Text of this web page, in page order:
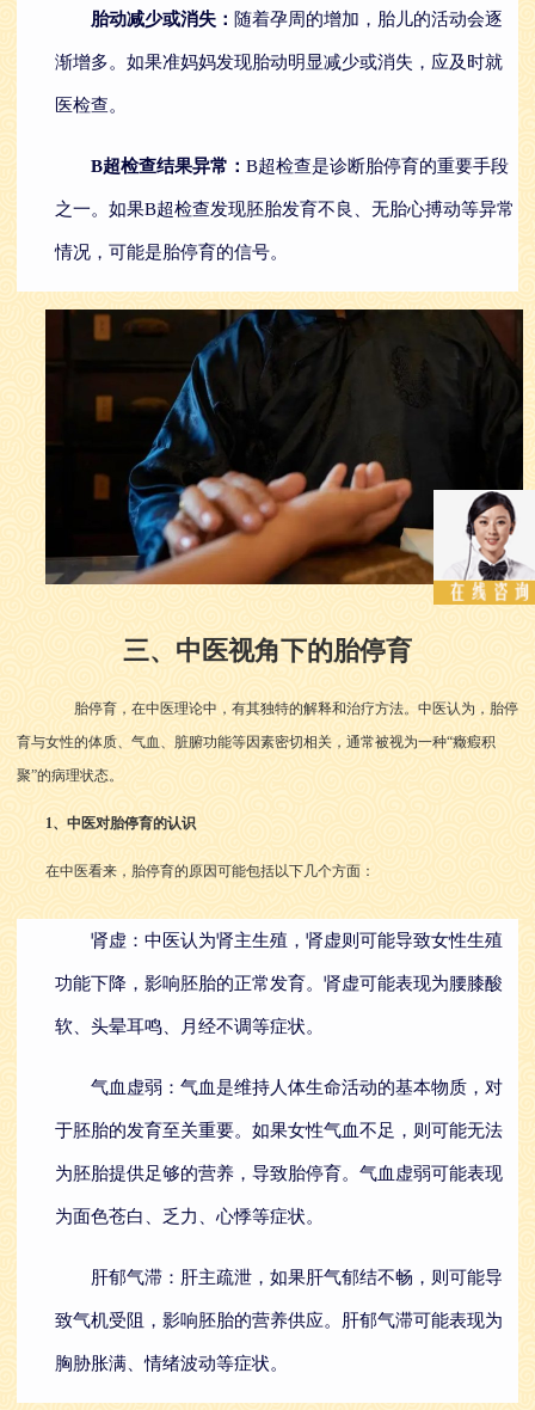
胎动减少或消失： 随着孕周的增加，胎儿的活动会逐
渐增多。如果准妈妈发现胎动明显减少或消失，应及时就
医检查。
B超检查结果异常： B超检查是诊断胎停育的重要手段
之一。如果B超检查发现胚胎发育不良、无胎心搏动等异常
情况，可能是胎停育的信号。
三、中医视角下的胎停育
胎停育，在中医理论中，有其独特的解释和治疗方法。中医认为，胎停
育与女性的体质、气血、脏腑功能等因素密切相关，通常被视为一种“癥瘕积
聚”的病理状态。
1、中医对胎停育的认识
在中医看来，胎停育的原因可能包括以下几个方面：
肾虚：中医认为肾主生殖，肾虚则可能导致女性生殖
功能下降，影响胚胎的正常发育。肾虚可能表现为腰膝酸
软、头晕耳鸣、月经不调等症状。
气血虚弱：气血是维持人体生命活动的基本物质，对
于胚胎的发育至关重要。如果女性气血不足，则可能无法
为胚胎提供足够的营养，导致胎停育。气血虚弱可能表现
为面色苍白、乏力、心悸等症状。
肝郁气滞：肝主疏泄，如果肝气郁结不畅，则可能导
致气机受阻，影响胚胎的营养供应。肝郁气滞可能表现为
胸胁胀满、情绪波动等症状。